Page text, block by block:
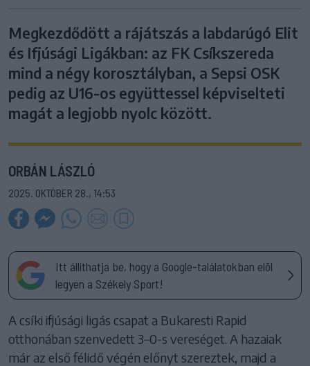
Megkezdődött a rájátszás a labdarúgó Elit
és Ifjúsági Ligákban: az FK Csíkszereda
mind a négy korosztályban, a Sepsi OSK
pedig az U16-os együttessel képviselteti
magát a legjobb nyolc között.
ORBÁN LÁSZLÓ
2025. OKTÓBER 28., 14:53
Itt állíthatja be, hogy a Google-találatokban elöl
legyen a Székely Sport!
A csíki ifjúsági ligás csapat a Bukaresti Rapid
otthonában szenvedett 3–0-s vereséget. A hazaiak
már az első félidő végén előnyt szereztek, majd a